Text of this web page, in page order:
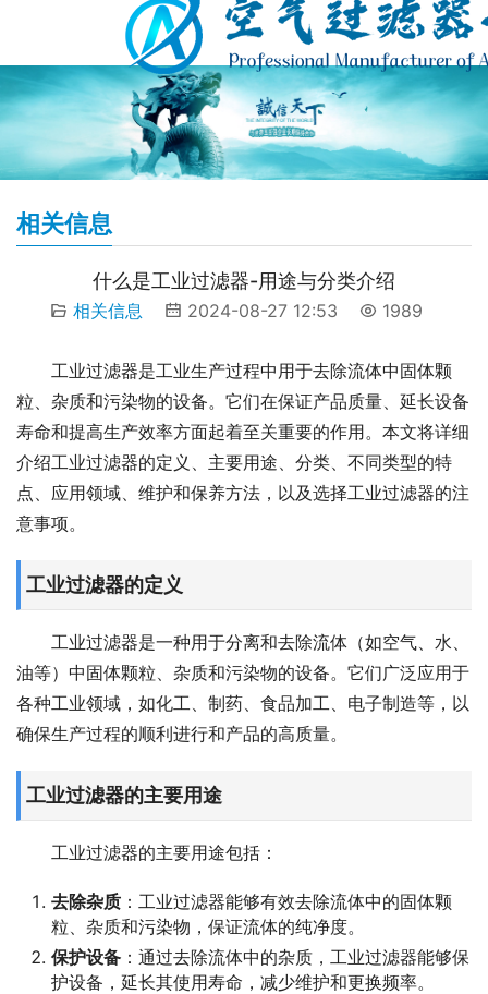
相关信息
什么是工业过滤器-用途与分类介绍
相关信息 2024-08-27 12:53 1989
工业过滤器是工业生产过程中用于去除流体中固体颗
粒、杂质和污染物的设备。它们在保证产品质量、延长设备
寿命和提高生产效率方面起着至关重要的作用。本文将详细
介绍工业过滤器的定义、主要用途、分类、不同类型的特
点、应用领域、维护和保养方法，以及选择工业过滤器的注
意事项。
工业过滤器的定义
工业过滤器是一种用于分离和去除流体（如空气、水、
油等）中固体颗粒、杂质和污染物的设备。它们广泛应用于
各种工业领域，如化工、制药、食品加工、电子制造等，以
确保生产过程的顺利进行和产品的高质量。
工业过滤器的主要用途
工业过滤器的主要用途包括：
去除杂质 ：工业过滤器能够有效去除流体中的固体颗
粒、杂质和污染物，保证流体的纯净度。
保护设备 ：通过去除流体中的杂质，工业过滤器能够保
护设备，延长其使用寿命，减少维护和更换频率。